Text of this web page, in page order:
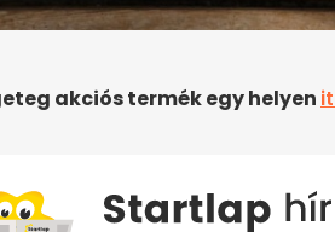
akciós termék egy helyen